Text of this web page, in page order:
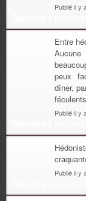
Publié il y
Entre
peux
dîner,
Publié il y
Publié il y